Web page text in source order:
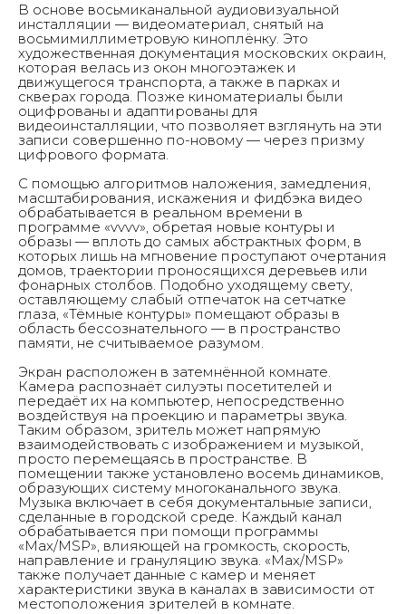
Галке
Главная
О нас
Выставки & События
А3 коллекция
Студии
Контакты
В основе восьмиканальной аудиовизуальной
инсталляции — видеоматериал, снятый на
восьмимиллиметровую киноплёнку. Это
художественная документация московских окраин,
которая велась из окон многоэтажек и
движущегося транспорта, а также в парках и
скверах города. Позже киноматериалы были
оцифрованы и адаптированы для
видеоинсталляции, что позволяет взглянуть на эти
записи совершенно по-новому — через призму
цифрового формата.
С помощью алгоритмов наложения, замедления,
масштабирования, искажения и фидбэка видео
обрабатывается в реальном времени в
программе «vvvv», обретая новые контуры и
образы — вплоть до самых абстрактных форм, в
которых лишь на мгновение проступают очертания
домов, траектории проносящихся деревьев или
фонарных столбов. Подобно уходящему свету,
оставляющему слабый отпечаток на сетчатке
глаза, «Тёмные контуры» помещают образы в
область бессознательного — в пространство
памяти, не считываемое разумом.
Экран расположен в затемнённой комнате.
Камера распознаёт силуэты посетителей и
передаёт их на компьютер, непосредственно
воздействуя на проекцию и параметры звука.
Таким образом, зритель может напрямую
взаимодействовать с изображением и музыкой,
просто перемещаясь в пространстве. В
помещении также установлено восемь динамиков,
образующих систему многоканального звука.
Музыка включает в себя документальные записи,
сделанные в городской среде. Каждый канал
обрабатывается при помощи программы
«Max/MSP», влияющей на громкость, скорость,
направление и грануляцию звука. «Max/MSP»
также получает данные с камер и меняет
характеристики звука в каналах в зависимости от
местоположения зрителей в комнате.